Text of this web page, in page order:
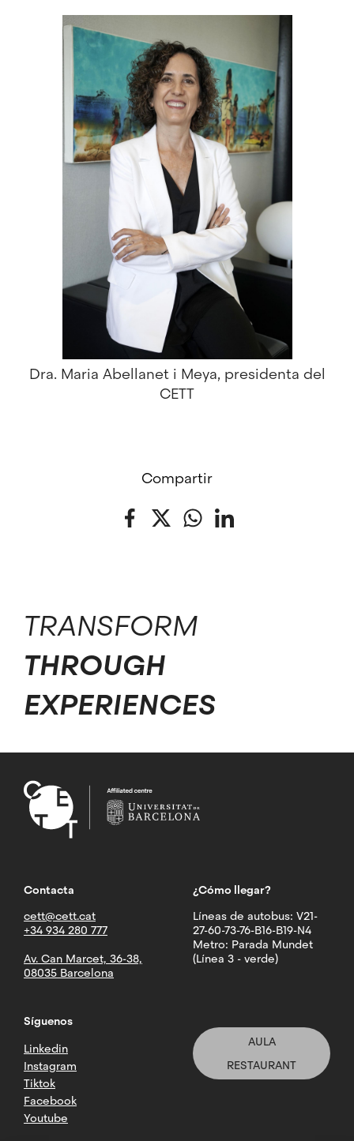
Dra. Maria Abellanet i Meya, presidenta del
CETT
Compartir
Facebook
Twitter WhatsApp
TRANSFORM
THROUGH
EXPERIENCES
Contacta
cett@cett.cat
+34 934 280 777
Av. Can Marcet, 36-38,
08035 Barcelona
¿Cómo llegar?
Líneas de autobus: V21-
27-60-73-76-B16-B19-N4
Metro: Parada Mundet
(Línea 3 - verde)
Síguenos
Linkedin
Instagram
Tiktok
Facebook
Youtube
AULA
RESTAURANT